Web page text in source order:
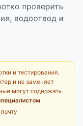
проверить
водоотвод и
и тестирования.
и не заменяет
могут содержать
.